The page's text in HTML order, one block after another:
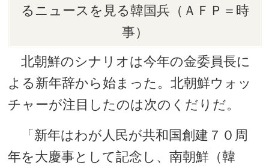
るニュースを見る韓国兵（ＡＦＰ＝時
事）
北朝鮮のシナリオは今年の金委員長に
よる新年辞から始まった。北朝鮮ウォッ
チャーが注目したのは次のくだりだ。
「新年はわが人民が共和国創建７０周
年を大慶事として記念し、南朝鮮（韓